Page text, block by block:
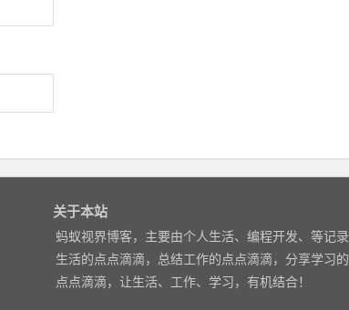
关于本站
蚂蚁视界博客，主要由个人生活、编程开发、等记录
生活的点点滴滴，总结工作的点点滴滴，分享学习的
点点滴滴，让生活、工作、学习，有机结合！